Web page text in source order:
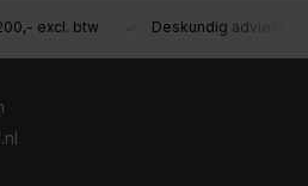
excl. btw Deskundig advies!